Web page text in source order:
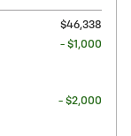
$46,338
- $1,000
- $2,000